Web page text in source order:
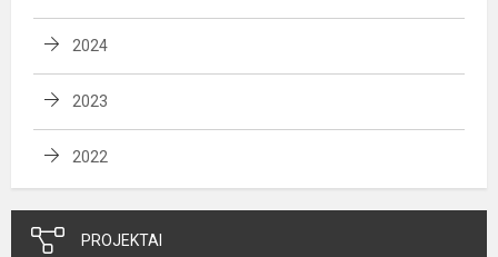
2024
2023
2022
PROJEKTAI